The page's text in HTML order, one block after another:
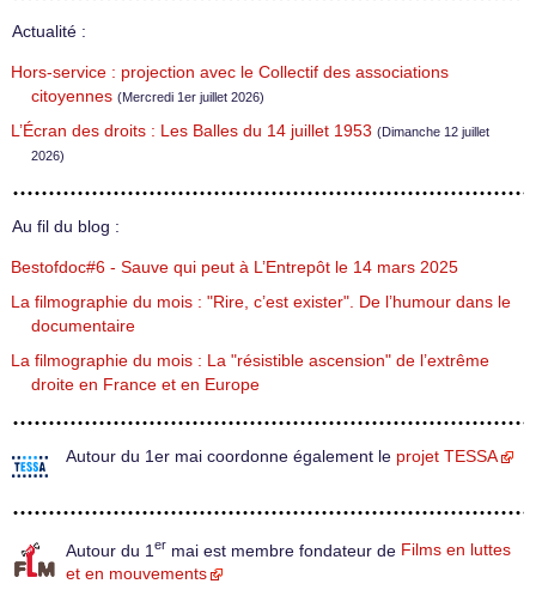
Actualité :
Hors-service : projection avec le Collectif des associations
citoyennes (Mercredi 1er juillet 2026)
L’Écran des droits : Les Balles du 14 juillet 1953 (Dimanche 12 juillet
2026)
Au fil du blog :
Bestofdoc#6 - Sauve qui peut à L’Entrepôt le 14 mars 2025
La filmographie du mois : "Rire, c’est exister". De l’humour dans le
documentaire
La filmographie du mois : La "résistible ascension" de l’extrême
droite en France et en Europe
Autour du 1er mai coordonne également le projet TESSA
Autour du 1 er mai est membre fondateur de Films en luttes
et en mouvements